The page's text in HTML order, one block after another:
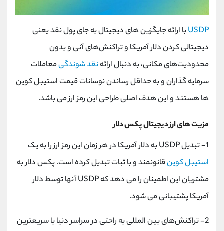
USDPبا ارائه جایگزین های دیجیتال به جای پول نقد یعنی
دیجیتالی کردن دلار آمریکا و تراکنش‌های آنی و بدون
محدودیت‌های مکانی، به دنبال ارائهنقد شوندگیمعاملات
سرمایه گذاران و به حداقل رساندن نوسانات قیمت استیبل کوین
ها هستند و این هدف اصلی طراحی این رمز ارز می باشد.
مزیت های ارز دیجیتال پکس دلار
1- تبدیل USDP به دلار آمریکا در هر زمان این رمز ارز را به یک
استیبل کوینقانونمند و با ثبات تبدیل کرده است. پکس دلار به
مشتریان این اطمینان را می دهد که USDP آنها توسط دلار
آمریکا پشتیبانی می شود.
2- تراکنش‌های بین المللی به راحتی در سراسر دنیا با سریعترین